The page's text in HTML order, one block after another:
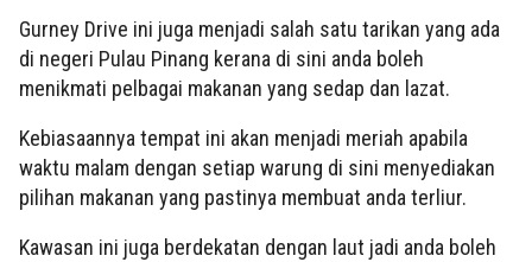
Gurney Drive ini juga menjadi salah satu tarikan yang ada
di negeri Pulau Pinang kerana di sini anda boleh
menikmati pelbagai makanan yang sedap dan lazat.
Kebiasaannya tempat ini akan menjadi meriah apabila
waktu malam dengan setiap warung di sini menyediakan
pilihan makanan yang pastinya membuat anda terliur.
Kawasan ini juga berdekatan dengan laut jadi anda boleh